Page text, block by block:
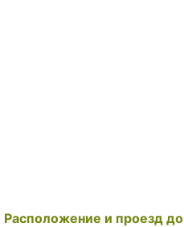
Расположение и проезд